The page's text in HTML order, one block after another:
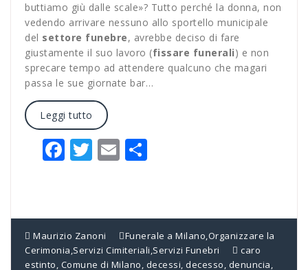
buttiamo giù dalle scale»? Tutto perché la donna, non
vedendo arrivare nessuno allo sportello municipale
del settore funebre, avrebbe deciso di fare
giustamente il suo lavoro (fissare funerali) e non
sprecare tempo ad attendere qualcuno che magari
passa le sue giornate bar…
Leggi tutto
Facebook
Twitter
Email
Maurizio Zanoni Funerale a Milano,Organizzare la
Cerimonia,Servizi Cimiteriali,Servizi Funebri
caro
estinto, Comune di Milano, decessi, decesso, denuncia,